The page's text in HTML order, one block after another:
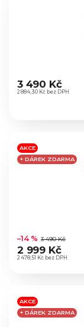
hodnocení
produktu
hvězdiček.
2 884,30 Kč bez DPH
3 490 Kč
AKCE
+ DÁREK ZDARMA
hodnocení
produktu
je
hvězdiček.
2 478,51 Kč bez DPH
–14 % 3 490 Kč
2 999 Kč
AKCE
+ DÁREK ZDARMA